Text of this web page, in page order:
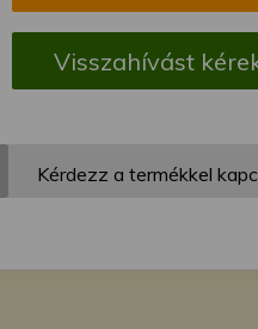
Visszahívást
Kérdezz a termékkel